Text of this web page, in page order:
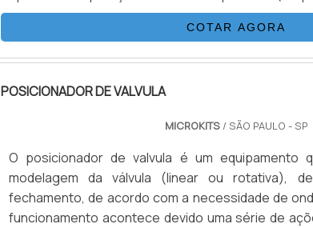
se os acessórios que serão adicionados aos
da válvula.Investimentos sobre a válvula
COTAR AGORA
POSICIONADOR DE VALVULA
MICROKITS/ SÃO PAULO - SP
O posicionador de valvula é um equipamento
modelagem da válvula (linear ou rotativa),
fechamento, de acordo com a necessidade de
funcionamento acontece devido uma série de